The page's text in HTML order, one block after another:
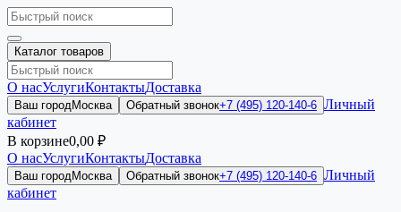
Каталог товаров
О насУслугиКонтактыДоставка
Ваш городМосква Обратный звонок+7 (495) 120-140-6 Личный
кабинет
В корзине0,00 ₽
О насУслугиКонтактыДоставка
Ваш городМосква Обратный звонок+7 (495) 120-140-6 Личный
кабинет